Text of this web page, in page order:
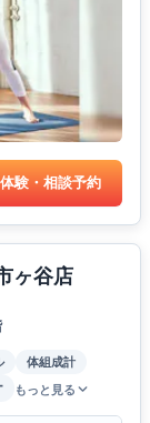
体験・相談予約
ヶ谷店
体組成計
もっと見る